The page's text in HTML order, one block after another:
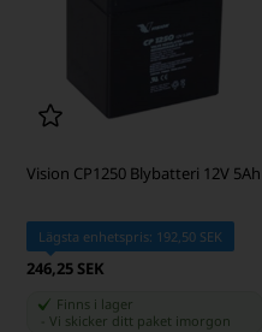
Vision CP1250 Blybatteri 12V 5Ah
Lägsta enhetspris: 192,50 SEK
246,25 SEK
Finns i lager
-Vi skicker ditt paket imorgon